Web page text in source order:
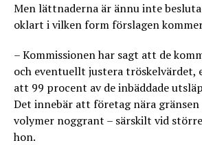
Men lättnaderna är ännu inte
oklart i vilken form förslagen
– Kommissionen har sagt att de
och eventuellt justera tröskelvärdet,
att 99 procent av de inbäddade
Det innebär att företag nära gränsen
volymer noggrant – särskilt vid
hon.